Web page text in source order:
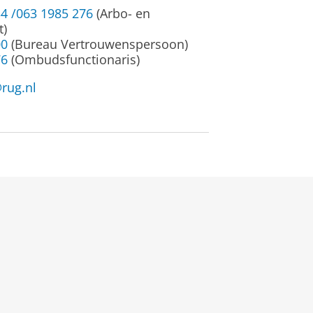
/063 1985 276 (Arbo- en
(Bureau Vertrouwenspersoon)
(Ombudsfunctionaris)